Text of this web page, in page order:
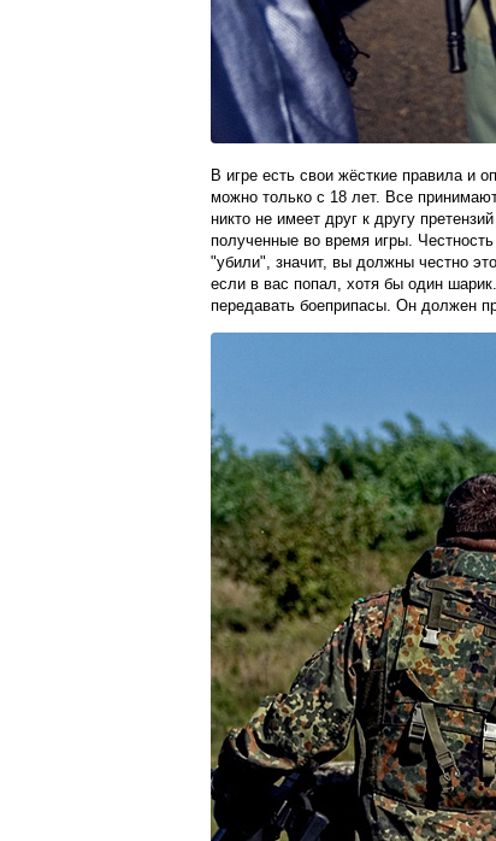
В игре есть свои жёсткие правила и
можно только с 18 лет. Все
никто не имеет друг к другу
полученные во время игры.
"убили", значит, вы должны честно
если в вас попал, хотя бы один
передавать боеприпасы. Он должен